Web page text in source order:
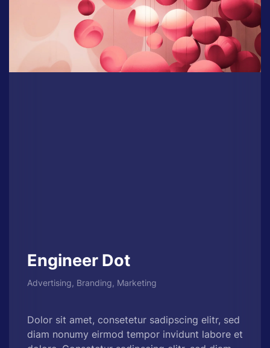
Engineer Dot
Advertising, Branding, Marketing
Dolor sit amet, consetetur sadipscing elitr, sed
diam nonumy eirmod tempor invidunt labore et